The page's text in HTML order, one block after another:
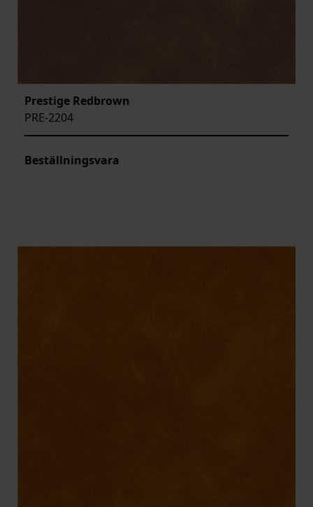
Prestige Redbrown
PRE-2204
Beställningsvara